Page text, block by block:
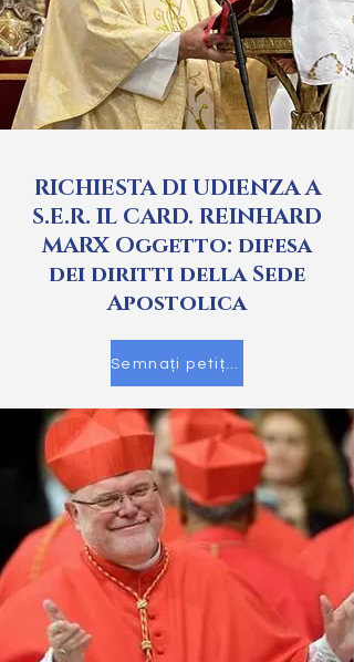
RICHIESTA DI UDIENZA A
S.E.R. IL CARD. REINHARD
MARX Oggetto: difesa
dei diritti della Sede
Apostolica
Semnați petiția